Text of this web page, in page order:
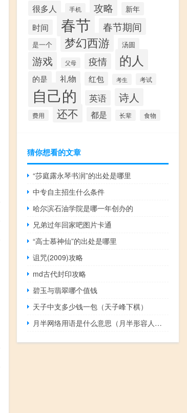
很多人 手机 攻略 新年
时间 春节 春节期间
是一个 梦幻西游 汤圆
游戏 父母 疫情 的人
的是 礼物 红包 考生 考试
自己的 英语 诗人
费用 还不 都是 长辈 食物
猜你想看的文章
“莎庭露永琴书润”的出处是哪里
中专自主招生什么条件
哈尔滨石油学院是哪一年创办的
兄弟过年回家吧图片卡通
“高士慕神仙”的出处是哪里
诅咒(2009)攻略
md古代封印攻略
碧玉与翡翠哪个值钱
天子中支多少钱一包（天子峰下棋）
月半网络用语是什么意思（月半形容人是什么意思）什么梗